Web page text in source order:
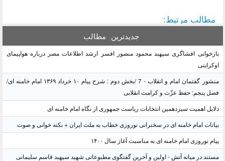
مطالب مرتبط:
جدیدترین مطالب
بازخوانی افشاگری سپهبد محمود منصور افسر ارشد اطلاعات مصر درباره هواپیمای
اوکراینی
منشور گفتمان امام و انقلاب - 7 /بخش دوم : شرح پیام ۱۰ خرداد ۱۳۶۹ امام خامنه ای/
فصل پنجم: حفظ عزّت و کرامت انقلابی
دلایل اهمیت سیزدهمین انتخابات ریاست جمهوری از نگاه امام خامنه ای
بیانات امام خامنه ای در سخنرانی نوروزی خطاب به ملت ایران + نکته خوانی و صوت
پیام نوروزی امام خامنه ای به مناسبت آغاز سال ۱۴۰۰
مستند در میانه آتش - اولین و آخرین گفتگوی مطبوعاتی شهید سپهبد قاسم سلیمانی